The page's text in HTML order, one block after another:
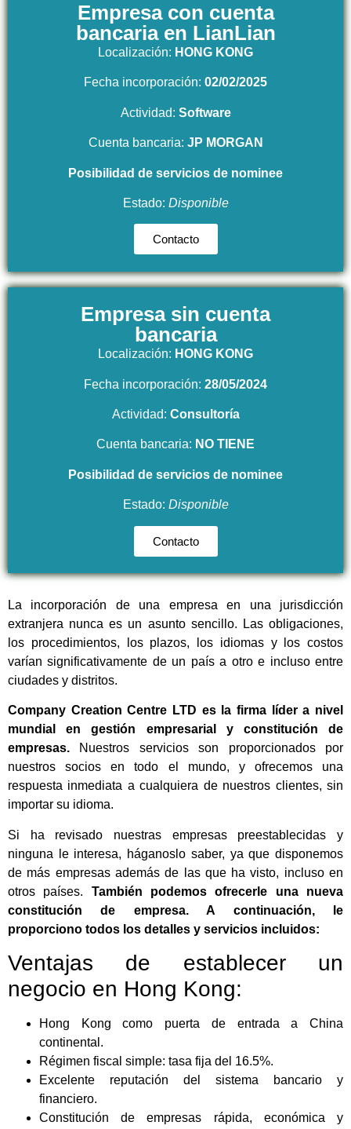
Empresa con cuenta
bancaria en LianLian
Localización: HONG KONG
Fecha incorporación: 02/02/2025
Actividad: Software
Cuenta bancaria: JP MORGAN
Posibilidad de servicios de nominee
Estado: Disponible
Contacto
Empresa sin cuenta
bancaria
Localización: HONG KONG
Fecha incorporación: 28/05/2024
Actividad: Consultoría
Cuenta bancaria: NO TIENE
Posibilidad de servicios de nominee
Estado: Disponible
Contacto
La incorporación de una empresa en una jurisdicción
extranjera nunca es un asunto sencillo. Las obligaciones,
los procedimientos, los plazos, los idiomas y los costos
varían significativamente de un país a otro e incluso entre
ciudades y distritos.
Company Creation Centre LTD es la firma líder a nivel
mundial en gestión empresarial y constitución de
empresas. Nuestros servicios son proporcionados por
nuestros socios en todo el mundo, y ofrecemos una
respuesta inmediata a cualquiera de nuestros clientes, sin
importar su idioma.
Si ha revisado nuestras empresas preestablecidas y
ninguna le interesa, háganoslo saber, ya que disponemos
de más empresas además de las que ha visto, incluso en
otros países. También podemos ofrecerle una nueva
constitución de empresa. A continuación, le
proporciono todos los detalles y servicios incluidos:
Ventajas de establecer un
negocio en Hong Kong:
Hong Kong como puerta de entrada a China
continental.
Régimen fiscal simple: tasa fija del 16.5%.
Excelente reputación del sistema bancario y
financiero.
Constitución de empresas rápida, económica y